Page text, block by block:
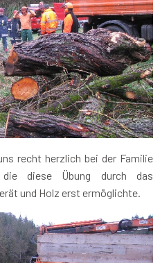
recht herzlich bei der Familie
diese Übung durch das
und Holz erst ermöglichte.